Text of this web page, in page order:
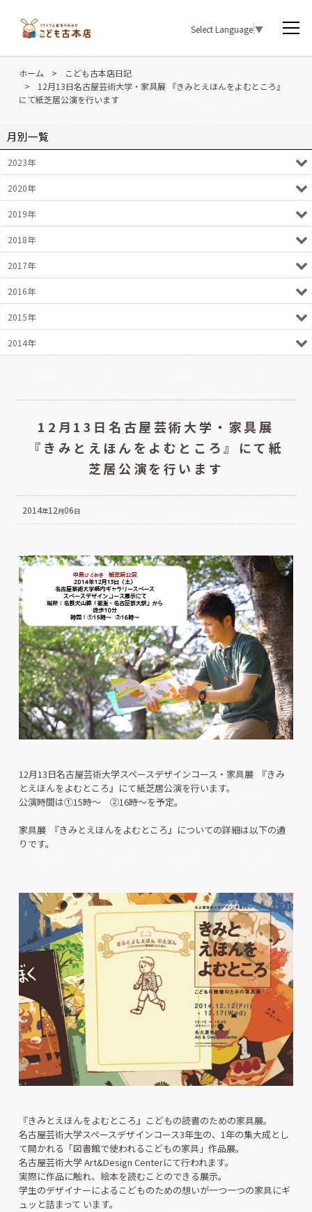
Select Language▼
ホーム >
こども古本店日記
>
12月13日名古屋芸術大学・家具展 『きみとえほんをよむところ』
にて紙芝居公演を行います
12月13日名古屋芸術大学・家具展
『きみとえほんをよむところ』にて紙
芝居公演を行います
2014年12月06日
12月13日名古屋芸術大学スペースデザインコース・家具展 『きみ
とえほんをよむところ』にて紙芝居公演を行います。
公演時間は①15時～ ②16時～を予定。
家具展 『きみとえほんをよむところ』についての詳細は以下の通
りです。
『きみとえほんをよむところ』こどもの読書のための家具展。
名古屋芸術大学スペースデザインコース3年生の、1年の集大成とし
て開かれる「図書館で使われるこどもの家具」作品展。
名古屋芸術大学 Art&Design Centerにて行われます。
実際に作品に触れ、絵本を読むことのできる展示。
学生のデザイナーによるこどものための想いが一つ一つの家具にギ
ュッと詰まって います。
月別一覧
2023年
2020年
2019年
2018年
2017年
2016年
2015年
2014年